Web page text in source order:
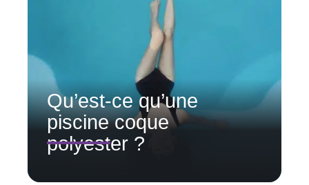
Qu’est-ce qu’une
piscine coque
polyester ?